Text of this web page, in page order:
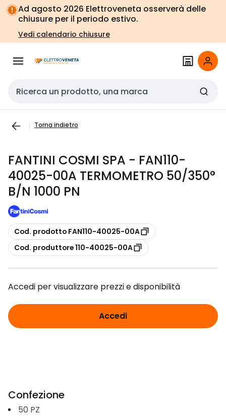
Vai alla
navigazione
Vai
alla
pagina
Ad agosto 2026 Elettroveneta osserverà delle
chiusure per il periodo estivo.
Vedi calendario chiusure
Cerca input
Torna indietro
FANTINI COSMI SPA - FAN110-
40025-00A TERMOMETRO 50/350°
B/N 1000 PN
copia
Cod. prodotto FAN110-40025-00A
copia
Cod. produttore 110-40025-00A
Accedi per visualizzare prezzi e disponibilità
Accedi
Confezione
50 PZ